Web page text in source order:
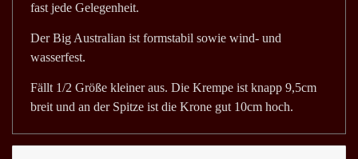
fast jede Gelegenheit.
Der Big Australian ist formstabil sowie wind- und
wasserfest.
Fällt 1/2 Größe kleiner aus. Die Krempe ist knapp 9,5cm
breit und an der Spitze ist die Krone gut 10cm hoch.